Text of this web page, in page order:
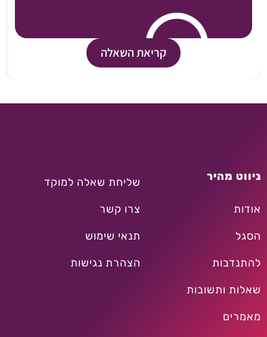
קריאת השאלה
ניווט מהיר
אודות
הסגל
להתנדבות
שאלות ותשובות
מאמרים
שליחת שאלה למוקד
צרו קשר
תנאי שימוש
הצהרת נגישות